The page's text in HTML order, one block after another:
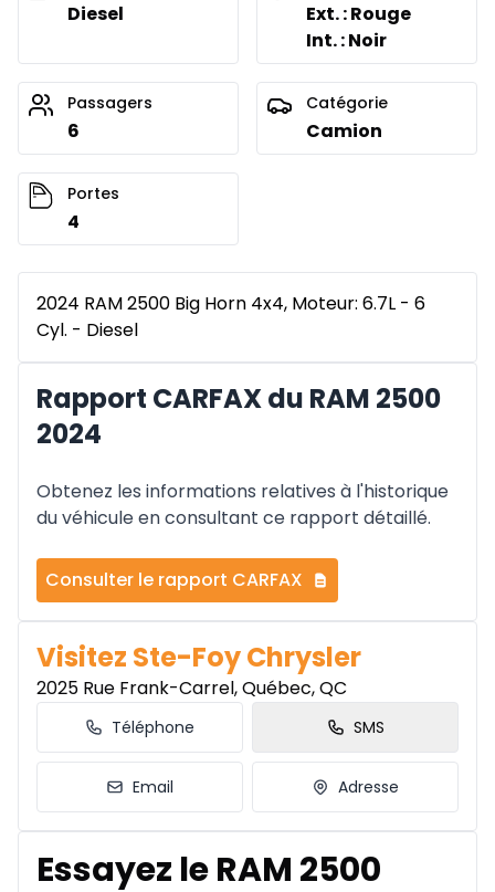
Diesel
Ext. : Rouge
Int. : Noir
Passagers
6
Catégorie
Camion
Portes
4
2024 RAM 2500 Big Horn 4x4, Moteur: 6.7L - 6
Cyl. - Diesel
Rapport CARFAX du RAM 2500
2024
Obtenez les informations relatives à l'historique
du véhicule en consultant ce rapport détaillé.
Consulter le rapport CARFAX
Visitez Ste-Foy Chrysler
2025 Rue Frank-Carrel, Québec, QC
Téléphone SMS
Email Adresse
Essayez le RAM 2500